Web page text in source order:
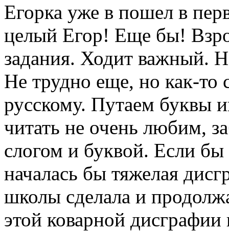
Егорка уже в пошел в
целый Егор! Еще бы!
задания. Ходит важный.
Не трудно еще, но как-то
русскому. Путаем буквы
читать не очень любим,
слогом и буквой. Если бы
началась бы тяжелая
школы сделала и
этой коварной дисграфии